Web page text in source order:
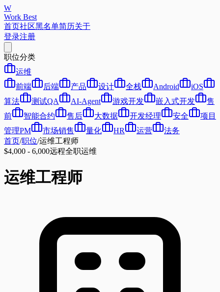
W
Work Best
首页社区黑名单简历关于
登录注册
职位分类
运维
前端
后端 产品 设计 全栈 Android
iOS
算法
测试QA AI-Agent 游戏开发 嵌入式开发
售
前
智能合约 售后 大数据 开发经理 安全
项目
管理PM
市场销售 量化 HR 运营
法务
首页/职位/运维工程师
$4,000 - 6,000远程全职运维
运维工程师